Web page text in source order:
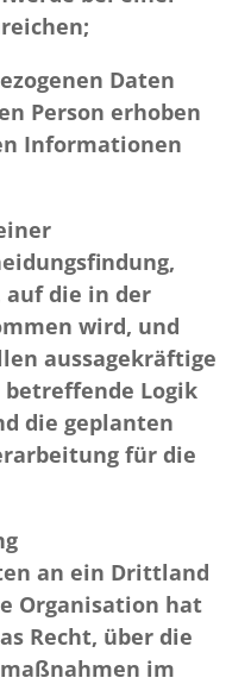
Daten
Person erhoben
Informationen
die in der
wird, und
aussagekräftige
Logik
die geplanten
für die
an ein Drittland
Organisation hat
Recht, über die
im